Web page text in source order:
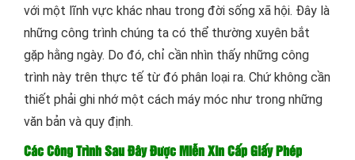
với một lĩnh vực khác nhau trong đời sống xã hội. Đây là
những công trình chúng ta có thể thường xuyên bắt
gặp hằng ngày. Do đó, chỉ cần nhìn thấy những công
trình này trên thực tế từ đó phân loại ra. Chứ không cần
thiết phải ghi nhớ một cách máy móc như trong những
văn bản và quy định.
Các Công Trình Sau Đây Được Miễn Xin Cấp Giấy Phép